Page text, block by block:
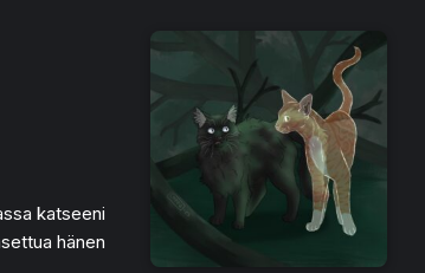
katseeni
hänen